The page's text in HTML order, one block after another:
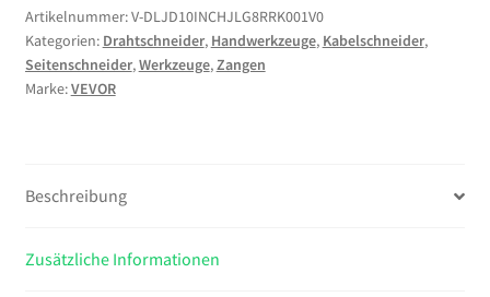
Federstahlklingen
mit
PVC-
Beschichteten
zum
von
Artikelnummer:V-DLJD10INCHJLG8RRK001V0
Kategorien: Drahtschneider, Handwerkzeuge, Kabelschneider,
Seitenschneider,Werkzeuge,Zangen
Marke:VEVOR
Beschreibung
Zusätzliche Informationen